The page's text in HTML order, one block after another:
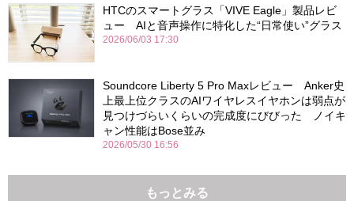
HTCのスマートグラス「VIVE Eagle」製品レビ
ュー AIと音声操作に特化した“日常使い”グラス
2026/06/03 17:30
Soundcore Liberty 5 Pro Maxレビュー Anker史
上最上位クラスのAIワイヤレスイヤホンは弱点が
見つけづらいくらいの完成度にびびった ノイキ
ャン性能はBose並み
2026/05/30 16:56
もっとみる